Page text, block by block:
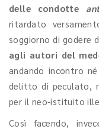
delle condotte
ritardato
soggiorno di godere
agli autori del
andando incontro
delitto di peculato,
per il neo-istituito
Così facendo,